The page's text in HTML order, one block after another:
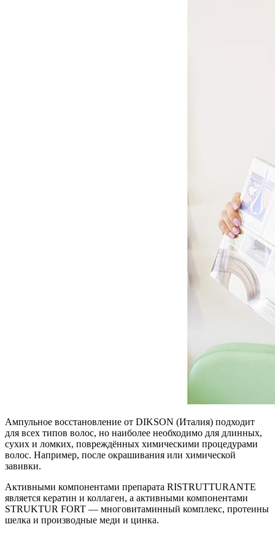
Ампульное восстановление от DIKSON (Италия) подходит
для всех типов волос, но наиболее необходимо для длинных,
сухих и ломких, повреждённых химическими процедурами
волос. Например, после окрашивания или химической
завивки.
Активными компонентами препарата RISTRUTTURANTE
является кератин и коллаген, а активными компонентами
STRUKTUR FORT — многовитаминный комплекс, протеины
шелка и производные меди и цинка.